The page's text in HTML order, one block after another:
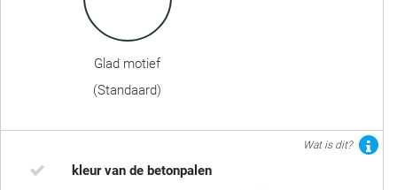
Glad motief
(Standaard)
Wat is dit?
kleur van de betonpalen